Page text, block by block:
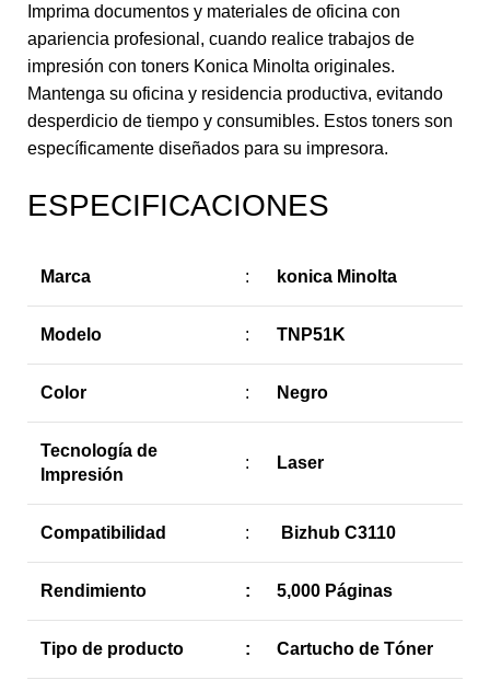
Imprima documentos y materiales de oficina con
apariencia profesional, cuando realice trabajos de
impresión con toners Konica Minolta originales.
Mantenga su oficina y residencia productiva, evitando
desperdicio de tiempo y consumibles. Estos toners son
específicamente diseñados para su impresora.
ESPECIFICACIONES
Marca : konica Minolta
Modelo : TNP51K
Color : Negro
Tecnología de
Impresión
: Laser
Compatibilidad : Bizhub C3110
Rendimiento : 5,000 Páginas
Tipo de producto : Cartucho de Tóner